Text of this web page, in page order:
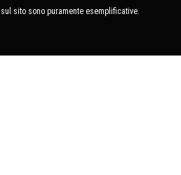
sito sono puramente esemplificative.